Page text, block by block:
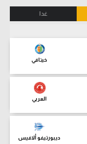
غدا
خيتافي
العربي
ديبورتيفو ألافيس